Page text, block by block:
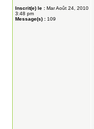
Inscrit(e) le : Mar Août 24, 2010
3:48 pm
Message(s) : 109